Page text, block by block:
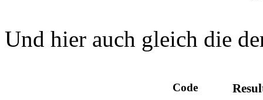
Und hier auch gleich die
Code